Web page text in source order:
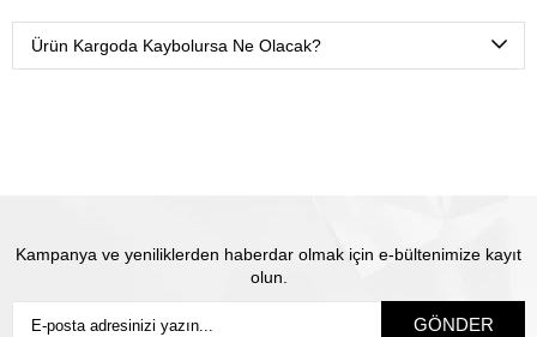
olduğunuz isme teslim olacak şekilde sigortalı olarak
gönderiyoruz.
Ürün Kargoda Kaybolursa Ne Olacak?
Kampanya ve yeniliklerden haberdar olmak için e-bültenimize kayıt
olun.
GÖNDER